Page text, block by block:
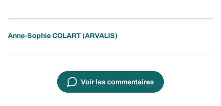
Anne-Sophie COLART (ARVALIS)
Voir les commentaires